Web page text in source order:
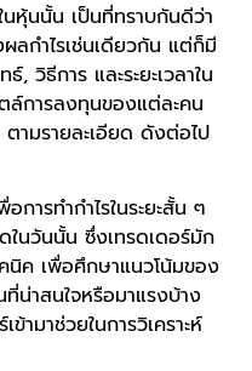
นหุ้นนั้น เป็นที่ทราบกันดีว่า
ลกำไรเช่นเดียวกัน แต่ก็มี
วิธีการ และระยะเวลาใน
ล์การลงทุนของแต่ละคน
ามรายละเอียด ดังต่อไป
ารทำกำไรในระยะสั้น ๆ
ในวันนั้น ซึ่งเทรดเดอร์มัก
คนิค เพื่อศึกษาแนวโน้มของ
าสนใจหรือมาแรงบ้าง
ข้ามาช่วยในการวิเคราะห์